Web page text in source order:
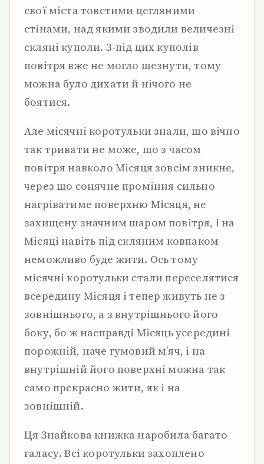
свої міста товстими цегляними
стінами, над якими зводили величезні
скляні куполи. З-під цих куполів
повітря вже не могло щезнути, тому
можна було дихати й нічого не
боятися.
Але місячні коротульки знали, що вічно
так тривати не може, що з часом
повітря навколо Місяця зовсім зникне,
через що сонячне проміння сильно
нагріватиме поверхню Місяця, не
захищену значним шаром повітря, і на
Місяці навіть під скляним ковпаком
неможливо буде жити. Ось тому
місячні коротульки стали переселятися
всередину Місяця і тепер живуть не з
зовнішнього, а з внутрішнього його
боку, бо ж насправді Місяць усередині
порожній, наче гумовий м’яч, і на
внутрішній його поверхні можна так
само прекрасно жити, як і на
зовнішній.
Ця Знайкова книжка наробила багато
галасу. Всі коротульки захоплено